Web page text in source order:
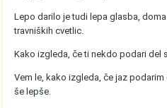
Lepo darilo je tudi lepa glasba,
travniških cvetlic.
Kako izgleda, če ti nekdo podari del
Vem le, kako izgleda, če jaz
še lepše.